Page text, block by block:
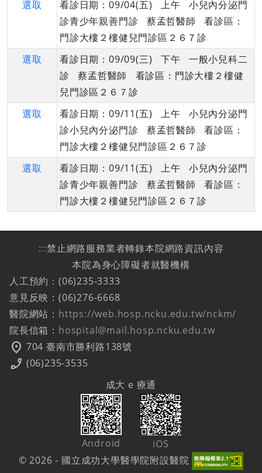
選取
看診日期：09/04(五) 上午 小兒內分泌門
診青少年親善門診 蔡孟哲醫師 看診區：
門診大樓２樓健兒門診區２６７診
選取
看診日期：09/09(三) 下午 一般小兒科二
診 蔡孟哲醫師 看診區：門診大樓２樓健
兒門診區２６７診
選取
看診日期：09/11(五) 上午 小兒內分泌門
診小兒內分泌門診 蔡孟哲醫師 看診區：
門診大樓２樓健兒門診區２６７診
選取
看診日期：09/11(五) 上午 小兒內分泌門
診青少年親善門診 蔡孟哲醫師 看診區：
門診大樓２樓健兒門診區２６７診
:::禁止網路服務業者轉錄本院網路資訊內容
本院為身心障礙者就醫機構
人工預約：(06)235-3333
意見反映：(06)276-6668
醫院網站： https://web.hosp.ncku.edu.tw/nckm/
院長信箱： hospital@mail.hosp.ncku.edu.tw
location_on 704 臺南市勝利路138號
phone_enabled (06)235-3535
成大 e 療通
Android
iOS
© 2026 - 國立成功大學醫學院附設醫院